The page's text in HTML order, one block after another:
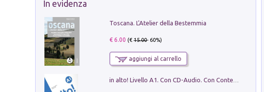
In evidenza
Toscana. L'Atelier della Bestemmia
€ 6.00 (€15.00- 60%)
aggiungi al carrello